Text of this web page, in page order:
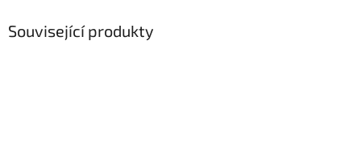
Související produkty